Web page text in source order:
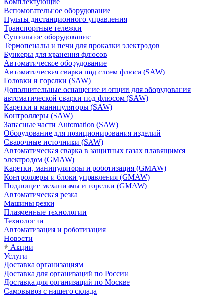
Комплектующие
Вспомогательное оборудование
Пульты дистанционного управления
Транспортные тележки
Сушильное оборудование
Термопеналы и печи для прокалки электродов
Бункеры для хранения флюсов
Автоматическое оборудование
Автоматическая сварка под слоем флюса (SAW)
Головки и горелки (SAW)
Дополнительные оснащение и опции для оборудования
автоматической сварки под флюсом (SAW)
Каретки и манипуляторы (SAW)
Контроллеры (SAW)
Запасные части Automation (SAW)
Оборудование для позиционирования изделий
Сварочные источники (SAW)
Автоматическая сварка в защитных газах плавящимся
электродом (GMAW)
Каретки, манипуляторы и роботизация (GMAW)
Контроллеры и блоки управления (GMAW)
Подающие механизмы и горелки (GMAW)
Автоматическая резка
Машины резки
Плазменные технологии
Технологии
Автоматизация и роботизация
Новости
Акции
Услуги
Доставка организациям
Доставка для организаций по России
Доставка для организаций по Москве
Самовывоз с нашего склада